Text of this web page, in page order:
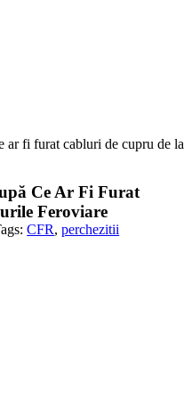
ar fi furat cabluri de cupru de la
Ce Ar Fi Furat
Feroviare
CFR,perchezitii